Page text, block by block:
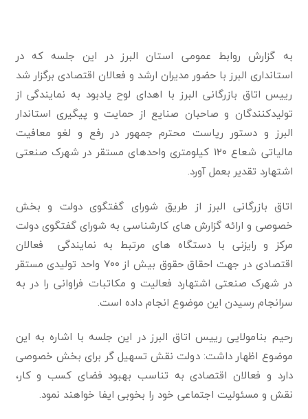
به گزارش روابط عمومی استان البرز در این جلسه که در
استانداری البرز با حضور مدیران ارشد و فعالان اقتصادی برگزار شد
رییس اتاق بازرگانی البرز با اهدای لوح یادبود به نمایندگی از
تولیدکنندگان و صاحبان صنایع از حمایت و پیگیری استاندار
البرز و دستور ریاست محترم جمهور در رفع و لغو معافیت
مالیاتی شعاع ۱۲۰ کیلومتری واحدهای مستقر در شهرک صنعتی
اشتهارد تقدیر بعمل آورد.
اتاق بازرگانی البرز از طریق شورای گفتگوی دولت و بخش
خصوصی و ارائه گزارش های کارشناسی به شورای گفتگوی دولت
مرکز و رایزنی با دستگاه های مرتبط به نمایندگی فعالان
اقتصادی در جهت احقاق حقوق بیش از ۷۰۰ واحد تولیدی مستقر
در شهرک صنعتی اشتهارد فعالیت و مکاتبات فراوانی را در به
سرانجام رسیدن این موضوع انجام داده است.
رحیم بنامولایی رییس اتاق البرز در این جلسه با اشاره به این
موضوع اظهار داشت: دولت نقش تسهیل گر برای بخش خصوصی
دارد و فعالان اقتصادی به تناسب بهبود فضای کسب و کار،
نقش و مسئولیت اجتماعی خود را بخوبی ایفا خواهند نمود.